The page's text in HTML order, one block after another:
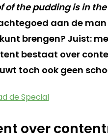
of the pudding is in
aan de
brengen? Juist:
bestaat over
toch ook geen
de Special
over